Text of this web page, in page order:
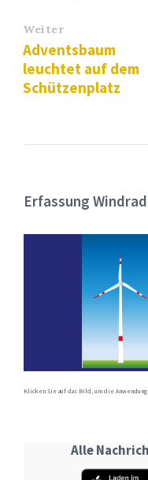
Weiter
Adventsbaum
leuchtet auf dem
Schützenplatz
Erfassung
Klicken Sie auf das Bild, um die
Alle